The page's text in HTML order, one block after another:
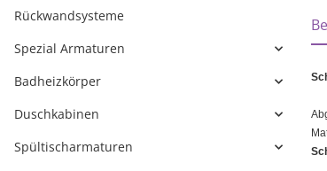
Rückwandsysteme
Spezial Armaturen
Badheizkörper
Duschkabinen
Spültischarmaturen